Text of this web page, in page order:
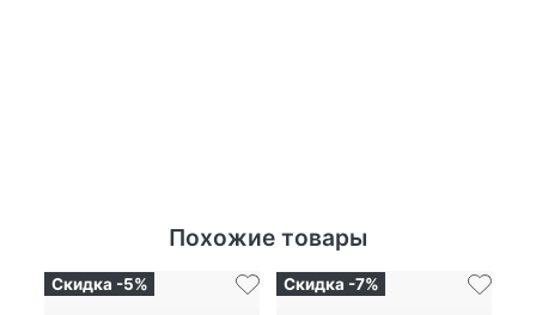
Похожие товары
Скидка -5% Скидка -7%